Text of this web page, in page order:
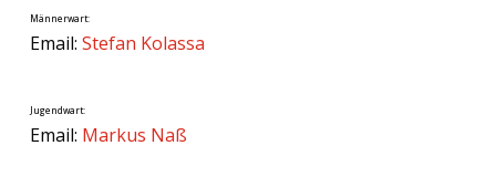
Männerwart:
Email:Stefan Kolassa
Jugendwart:
Email: Markus Naß